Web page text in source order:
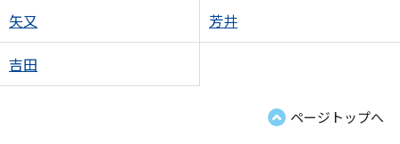
矢又 芳井
吉田
ページトップへ